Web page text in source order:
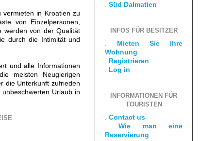
vermieten in Kroatien zu
von Einzelpersonen,
werden von der Qualität
durch die Intimität und
und alle Informationen
meisten Neugierigen
die Unterkunft zufrieden
Urlaub in
Süd Dalmatien
INFOS FÜR BESITZER
Mieten Sie Ihre
Wohnung
Registrieren
Log in
INFORMATIONEN FÜR
TOURISTEN
Contact us
.Wie man eine
Reservierung